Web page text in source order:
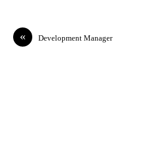
« Development Manager